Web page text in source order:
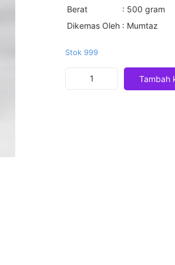
Berat
: 500 gram
Dikemas Oleh : Mumtaz
Stok 999
Kuantitas
Madu
Tambah